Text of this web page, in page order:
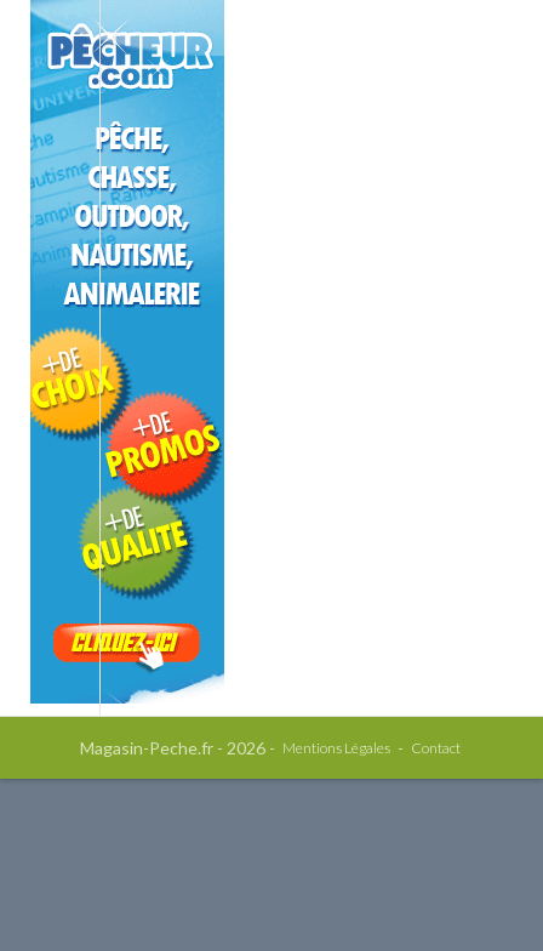
Magasin-Peche.fr - 2026 - Mentions Légales - Contact